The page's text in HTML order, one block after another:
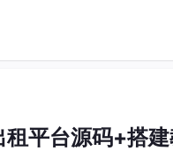
平台源码+搭